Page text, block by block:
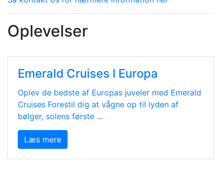
Oplevelser
Emerald Cruises I Europa
Oplev de bedste af Europas juveler med Emerald
Cruises Forestil dig at vågne op til lyden af
bølger, solens første ...
Læs mere